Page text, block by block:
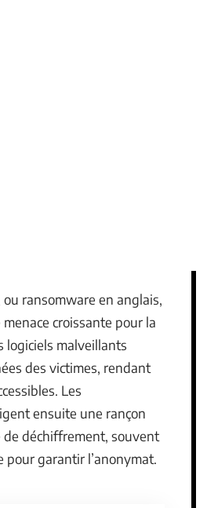
ou ransomware en anglais,
croissante pour la
logiciels malveillants
des victimes, rendant
Les
ensuite une rançon
de déchiffrement, souvent
pour garantir l’anonymat.